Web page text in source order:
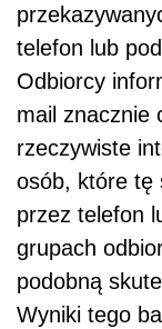
telefon lub
Odbiorcy
mail znacznie
rzeczywiste
osób, które tę
przez telefon
grupach
podobną
Wyniki tego